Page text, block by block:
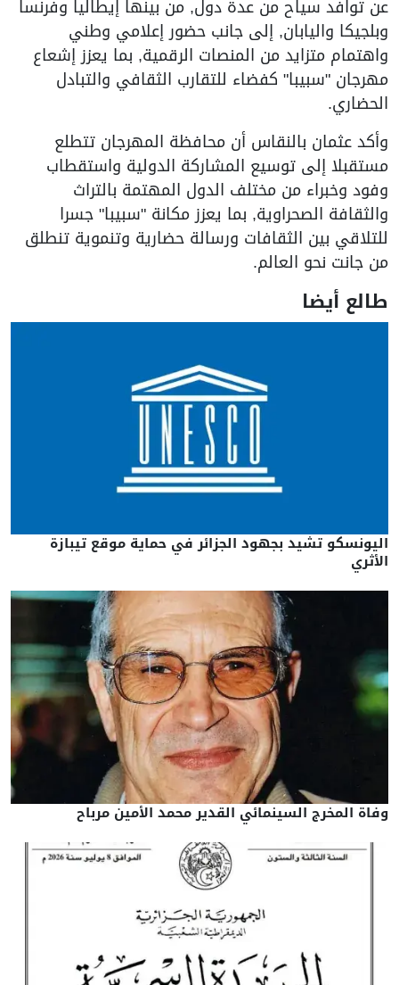
عن توافد سياح من عدة دول, من بينها إيطاليا وفرنسا
وبلجيكا واليابان, إلى جانب حضور إعلامي وطني
واهتمام متزايد من المنصات الرقمية, بما يعزز إشعاع
مهرجان "سبيبا" كفضاء للتقارب الثقافي والتبادل
الحضاري.
وأكد عثمان بالنقاس أن محافظة المهرجان تتطلع
مستقبلا إلى توسيع المشاركة الدولية واستقطاب
وفود وخبراء من مختلف الدول المهتمة بالتراث
والثقافة الصحراوية, بما يعزز مكانة "سبيبا" جسرا
للتلاقي بين الثقافات ورسالة حضارية وتنموية تنطلق
من جانت نحو العالم.
طالع أيضا
اليونسكو تشيد بجهود الجزائر في حماية موقع تيبازة
الأثري
وفاة المخرج السينمائي القدير محمد الأمين مرباح